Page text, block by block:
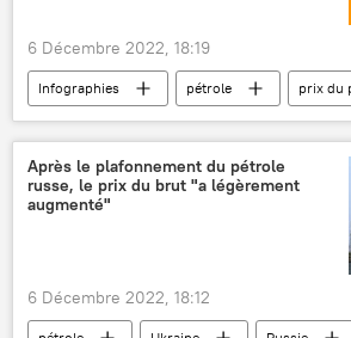
6 Décembre 2022, 18:19
Infographies pétrole
prix du
Multimédia
Union européenne (UE)
économie
Australie
produits pétroliers
Après le plafonnement du pétrole
russe, le prix du brut "a légèrement
augmenté"
6 Décembre 2022, 18:12